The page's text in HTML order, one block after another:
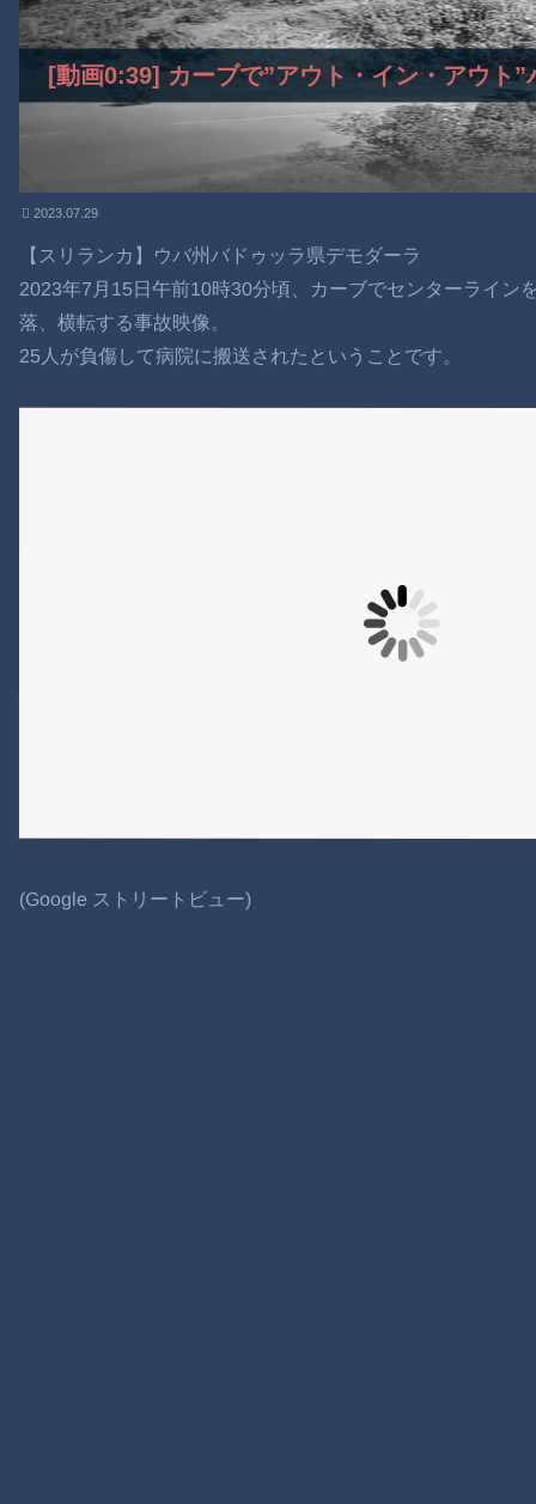
[動画0:39] カーブで”アウト・イン・アウト
2023.07.29
【スリランカ】ウバ州バドゥッラ県デモダーラ
2023年7月15日午前10時30分頃、カーブでセンターライン
落、横転する事故映像。
25人が負傷して病院に搬送されたということです。
(Google ストリートビュー)